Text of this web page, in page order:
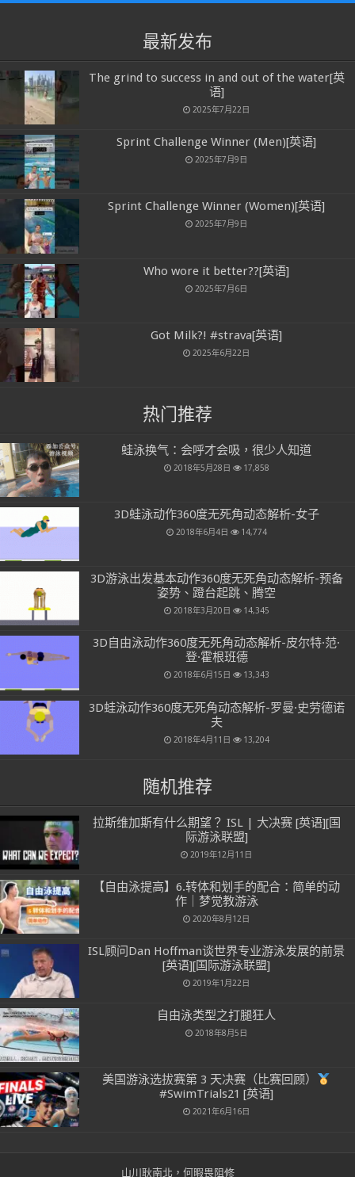
最新发布
The grind to success in and out of the water[英
语]
2025年7月22日
Sprint Challenge Winner (Men)[英语]
2025年7月9日
Sprint Challenge Winner (Women)[英语]
2025年7月9日
Who wore it better??[英语]
2025年7月6日
Got Milk?! #strava[英语]
2025年6月22日
热门推荐
蛙泳换气：会呼才会吸，很少人知道
2018年5月28日 17,858
3D蛙泳动作360度无死角动态解析-女子
2018年6月4日 14,774
3D游泳出发基本动作360度无死角动态解析-预备
姿势、蹬台起跳、腾空
2018年3月20日 14,345
3D自由泳动作360度无死角动态解析-皮尔特·范·
登·霍根班德
2018年6月15日 13,343
3D蛙泳动作360度无死角动态解析-罗曼·史劳德诺
夫
2018年4月11日 13,204
随机推荐
拉斯维加斯有什么期望？ ISL | 大决赛 [英语][国
际游泳联盟]
2019年12月11日
【自由泳提高】6.转体和划手的配合：简单的动
作｜梦觉教游泳
2020年8月12日
ISL顾问Dan Hoffman谈世界专业游泳发展的前景
[英语][国际游泳联盟]
2019年1月22日
自由泳类型之打腿狂人
2018年8月5日
美国游泳选拔赛第 3 天决赛（比赛回顾）
#SwimTrials21 [英语]
2021年6月16日
山川耿南北，何暇畏阻修